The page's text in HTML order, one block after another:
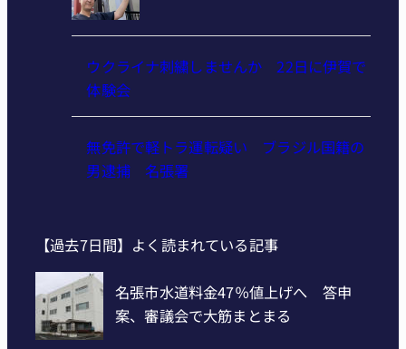
ウクライナ刺繍しませんか 22日に伊賀で
体験会
無免許で軽トラ運転疑い ブラジル国籍の
男逮捕 名張署
【過去7日間】よく読まれている記事